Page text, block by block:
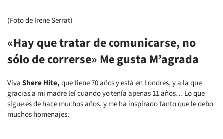
(Foto de Irene Serrat)
«Hay que tratar de comunicarse, no
sólo de correrse» Me gusta M’agrada
VivaShere Hite,que tiene 70 años y está en Londres, y a la que
gracias a mi madre leí cuando yo tenía apenas 11 años… Lo que
sigue es de hace muchos años, y me ha inspirado tanto que le debo
muchos homenajes: